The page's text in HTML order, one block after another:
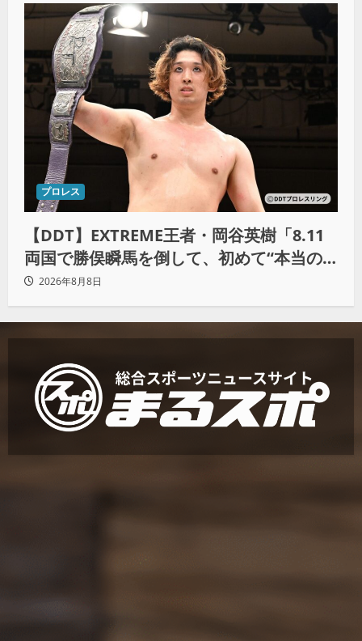
プロレス
【DDT】EXTREME王者・岡谷英樹「8.11
両国で勝俣瞬馬を倒して、初めて“本当の
王者”になれる」
2026年8月8日